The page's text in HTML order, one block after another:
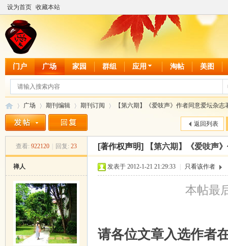
设为首页 收藏本站
门户 广场 家园 群组 应用 淘帖 美图
»
广场
›
期刊编辑
›
期刊订阅
›
【第六期】《爱吱声》作者同意爱坛杂志
返回列表
查看: 922120 回复: 23 [著作权声明] 【第六期】《爱吱声
禅人 发表于 2012-1-21 21:29:33 只看该作者
本帖最
请各位文章入选作者